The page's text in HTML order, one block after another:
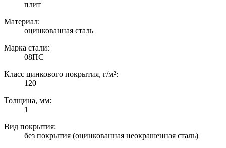
плит
Материал:
оцинкованная сталь
Марка стали:
08ПС
Класс цинкового покрытия, г/м²:
120
Толщина, мм:
1
Вид покрытия:
без покрытия (оцинкованная неокрашенная сталь)